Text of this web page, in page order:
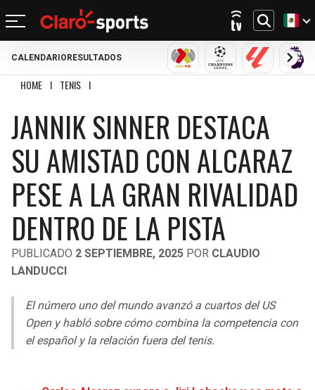
REGRESAR
MUNDIAL 2026
LIGA MX
SELECCIÓN MEXICANA
CONCACHAMPIONS
FÚTBOL DE ESTUFA
LIGA DE EXPANSIÓN MX
LEAGUES CUP
REGRESAR
CHAMPIONS LEAGUE
LALIGA
PREMIER LEAGUE
SERIE A
BUNDESLIGA
UEFA EUROPA LEAGUE
UEFA CONFERENCE LEAGUE
REGRESAR
FÓRMULA 1
NASCAR
REGRESAR
BILLS
DOLPHINS
PATRIOTS
JETS
BRONCOS
RAIDERS
CHARGERS
REGRESAR
CELTICS
NETS
KNICKS
76ERS
RAPTORS
CAVALIERS
PISTONS
REGRESAR
MEXICANO
MLB
REGRESAR
CICLISMO
TENIS
BOXEO
GOLF
UFC
REGRESAR
TENDENCIAS
MÚSICA
CINE Y TV
VIDEOJUEGOS
CALENDARIO RESULTADOS
LIGA MXCHAMPIONS
LALIGA
HOME I TENIS I
JANNIK SINNER DESTACA
SU AMISTAD CON ALCARAZ
PESE A LA GRAN RIVALIDAD
DENTRO DE LA PISTA
PUBLICADO 2 SEPTIEMBRE, 2025 POR CLAUDIO
LANDUCCI
El número uno del mundo avanzó a cuartos del US
Open y habló sobre cómo combina la competencia con
el español y la relación fuera del tenis.